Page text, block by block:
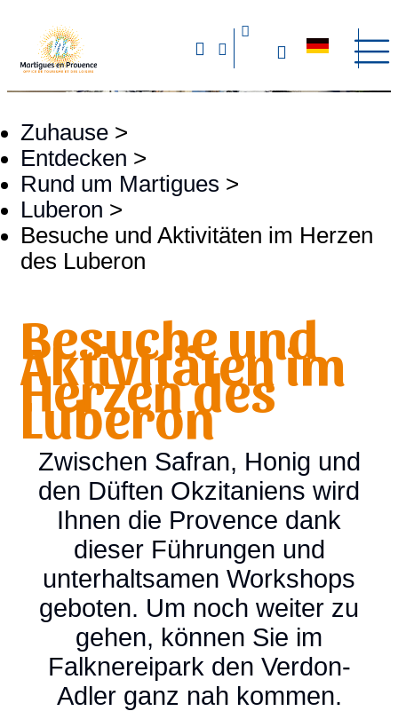
Zuhause >
Entdecken >
Rund um Martigues >
Luberon >
Besuche und Aktivitäten im Herzen
des Luberon
Besuche und
Aktivitäten im
Herzen des
Luberon
Zwischen Safran, Honig und
den Düften Okzitaniens wird
Ihnen die Provence dank
dieser Führungen und
unterhaltsamen Workshops
geboten. Um noch weiter zu
gehen, können Sie im
Falknereipark den Verdon-
Adler ganz nah kommen.